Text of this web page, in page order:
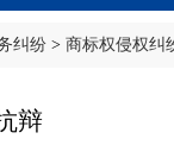
纠纷 > 商标权侵权纠
辩